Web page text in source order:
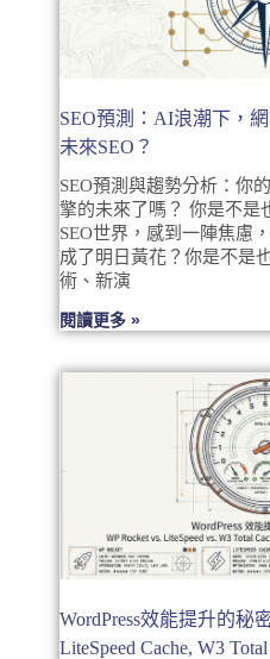
SEO預測：AI浪潮下，
未來SEO？
SEO預測與趨勢分析：你
擎的未來了嗎？ 你是不是
SEO世界，感到一陣焦慮
成了明日黃花？你是不是
術、新演
閱讀更多 »
WordPress效能提升的秘
LiteSpeed Cache, W3